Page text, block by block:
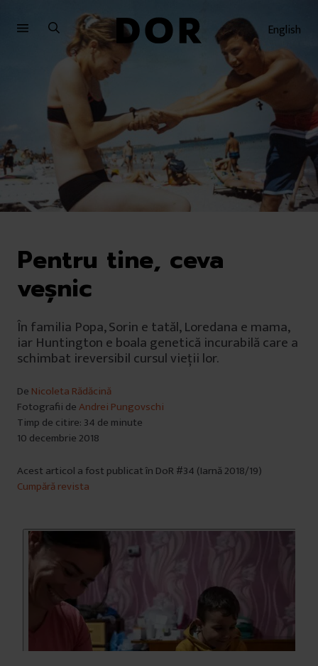
English
Pentru tine, ceva
veșnic
În familia Popa, Sorin e tatăl, Loredana e mama,
iar Huntington e boala genetică incurabilă care a
schimbat ireversibil cursul vieții lor.
De Nicoleta Rădăcină
Fotografii deAndrei Pungovschi
Timp de citire: 34 de minute
10 decembrie 2018
Acest articol a fost publicat în DoR #34 (Iarnă 2018/19)
Cumpără revista